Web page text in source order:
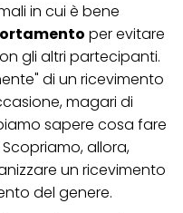
in cui è bene
per evitare
gli altri partecipanti.
di un ricevimento
magari di
sapere cosa fare
allora,
un ricevimento
del genere.